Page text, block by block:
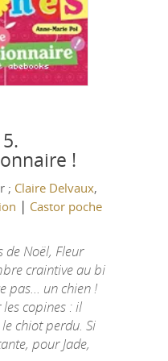
!
; Claire Delvaux,
| Castor poche
de Noël, Fleur
craintive au bi
pas... un chien !
copines : il
chiot perdu. Si
pour Jade,